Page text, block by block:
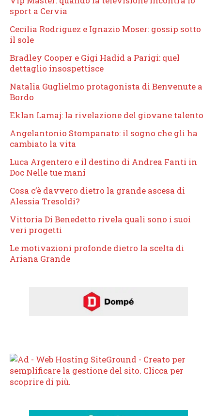
sport a Cervia
Cecilia Rodriguez e Ignazio Moser: gossip sotto
il sole
Bradley Cooper e Gigi Hadid a Parigi: quel
dettaglio insospettisce
Natalia Guglielmo protagonista di Benvenute a
Bordo
Eklan Lamaj: la rivelazione del giovane talento
Angelantonio Stompanato: il sogno che gli ha
cambiato la vita
Luca Argentero e il destino di Andrea Fanti in
Doc Nelle tue mani
Cosa c’è davvero dietro la grande ascesa di
Alessia Tresoldi?
Vittoria Di Benedetto rivela quali sono i suoi
veri progetti
Le motivazioni profonde dietro la scelta di
Ariana Grande